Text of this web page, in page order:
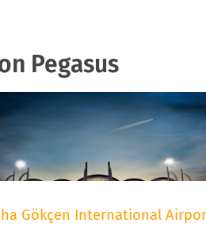
Pegasus
Gökçen International